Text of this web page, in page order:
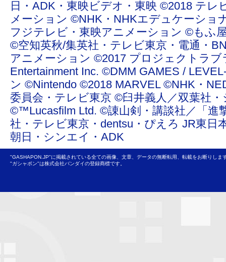
日・ADK・東映ビデオ・東映 ©2018 テ
メーション ©NHK・NHKエデュケーシ
フジテレビ・東映アニメーション ©もふ
©空知英秋/集英社・テレビ東京・電通・
アニメーション ©2017 プロジェクトラ
Entertainment Inc. ©DMM GAMES /
ン ©Nintendo ©2018 MARVEL ©NHK・
委員会・テレビ東京 ©臼井義人／双葉社
©™Lucasfilm Ltd. ©諌山剣・講談社／「進
社・テレビ東京・dentsu・ぴえろ JR東
朝日・シンエイ・ADK
"GASHAPON.JP"に掲載されている全ての画像、文章、データの無断転用、転載をお断りしま
"ガシャポン"は株式会社バンダイの登録商標です。